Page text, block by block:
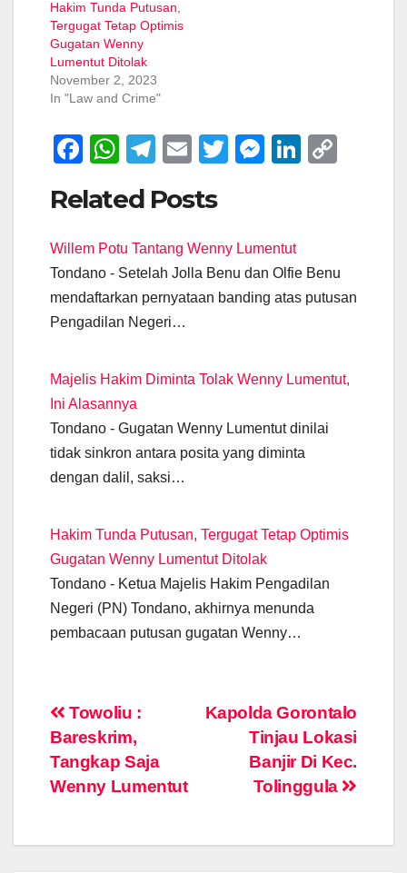
Hakim Tunda Putusan,
Tergugat Tetap Optimis
Gugatan Wenny
Lumentut Ditolak
November 2, 2023
In "Law and Crime"
F
c
e
b
o
o
W
at
s
A
p
p
T
e
gr
a
m
E
ail
T
er
M
e
n
g
Li
dI
n
Li
n
Related Posts
Willem Potu Tantang Wenny Lumentut
Tondano - Setelah Jolla Benu dan Olfie Benu
mendaftarkan pernyataan banding atas putusan
Pengadilan Negeri…
Majelis Hakim Diminta Tolak Wenny Lumentut,
Ini Alasannya
Tondano - Gugatan Wenny Lumentut dinilai
tidak sinkron antara posita yang diminta
dengan dalil, saksi…
Hakim Tunda Putusan, Tergugat Tetap Optimis
Gugatan Wenny Lumentut Ditolak
Tondano - Ketua Majelis Hakim Pengadilan
Negeri (PN) Tondano, akhirnya menunda
pembacaan putusan gugatan Wenny…
Post
navigation
Kapolda Gorontalo
Tinjau Lokasi
Banjir Di Kec.
Tolinggula
Towoliu :
Bareskrim,
Tangkap Saja
Wenny Lumentut